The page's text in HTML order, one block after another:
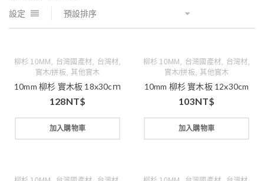
設定
預設排序
柳杉 10MM 台灣國產材 台灣材
實木/拼板, 其他實木
10mm 柳杉 實木板 18x30cｍ
128NT$
加入購物車
柳杉 10MM 台灣國產材 台灣材
實木/拼板, 其他實木
10mm 柳杉 實木板 12x30cm
103NT$
加入購物車